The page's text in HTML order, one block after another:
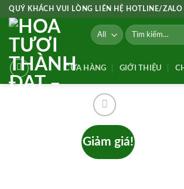
Skip
content
QUÝ KHÁCH VUI LÒNG LIÊN HỆ HOTLINE/
Tìm
kiếm:
CỬA HÀNG GIỚI THIỆU
Giảm giá!